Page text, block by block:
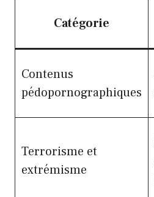
Catégorie
Contenus
pédopornographiques
Terrorisme et
extrémisme